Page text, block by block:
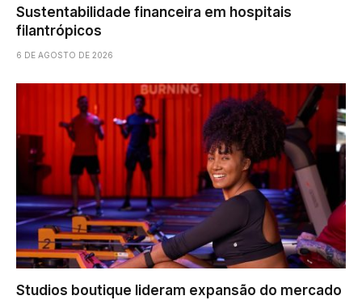
Sustentabilidade financeira em hospitais
filantrópicos
6 DE AGOSTO DE 2026
Studios boutique lideram expansão do mercado